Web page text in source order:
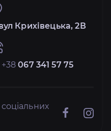
Крихівецька, 2В
+38067 341 57 75